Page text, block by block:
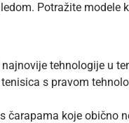
Potražite
tehnologije u
s pravom
koje